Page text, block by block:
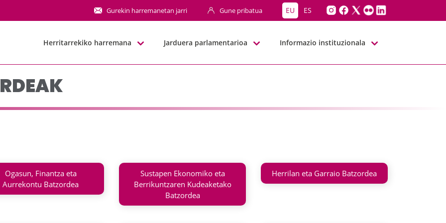
JJGG-BBNNGurekin harremanetan jarri Gune pribatua EU ES
Herritarrekiko harremana Jarduera parlamentarioa Informazio instituzionala
Ogasun, Finantza eta
Aurrekontu Batzordea
Sustapen Ekonomiko eta
Berrikuntzaren Kudeaketako
Batzordea
Herrilan eta Garraio Batzordea